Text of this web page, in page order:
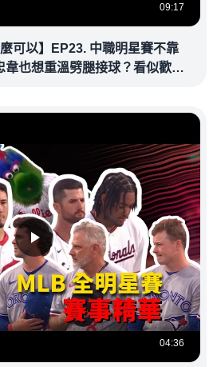
09:17
可以】EP23. 中職明星賽不靠
韋也想重溫劈腿接球？看似歡樂
04:36